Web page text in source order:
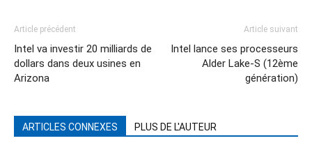
Article précédent
Intel va investir 20 milliards de
dollars dans deux usines en
Arizona
Article suivant
Intel lance ses processeurs
Alder Lake-S (12ème
génération)
ARTICLES CONNEXES PLUS DE L'AUTEUR